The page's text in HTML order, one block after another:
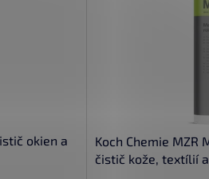
okien a
Koch Chemie MZR
čistič kože, textílií